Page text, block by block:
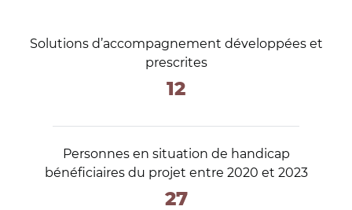
Solutions d’accompagnement développées et
prescrites
12
Personnes en situation de handicap
bénéficiaires du projet entre 2020 et 2023
27